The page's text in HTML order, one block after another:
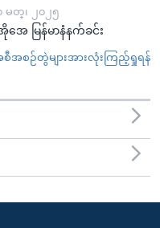
မတ္၊ ၂၀၂၅
အေ မြန်မာနံနက်ခင်း
အစဉ်တွဲများအားလုံးကြည့်ရှုရန်